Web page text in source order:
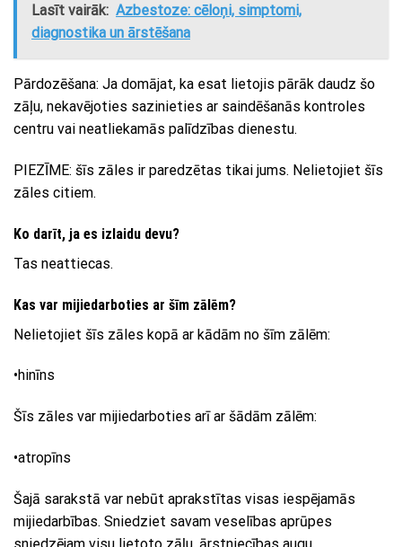
Lasīt vairāk: Azbestoze: cēloņi, simptomi,
diagnostika un ārstēšana
Pārdozēšana: Ja domājat, ka esat lietojis pārāk daudz šo
zāļu, nekavējoties sazinieties ar saindēšanās kontroles
centru vai neatliekamās palīdzības dienestu.
PIEZĪME: šīs zāles ir paredzētas tikai jums. Nelietojiet šīs
zāles citiem.
Ko darīt, ja es izlaidu devu?
Tas neattiecas.
Kas var mijiedarboties ar šīm zālēm?
Nelietojiet šīs zāles kopā ar kādām no šīm zālēm:
•hinīns
Šīs zāles var mijiedarboties arī ar šādām zālēm:
•atropīns
Šajā sarakstā var nebūt aprakstītas visas iespējamās
mijiedarbības. Sniedziet savam veselības aprūpes